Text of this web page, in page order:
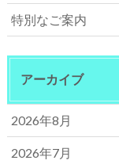
特別なご案内
アーカイブ
2026年8月
2026年7月